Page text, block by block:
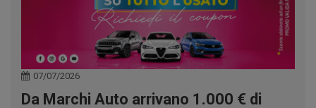
07/07/2026
Da Marchi Auto arrivano 1.000 € di